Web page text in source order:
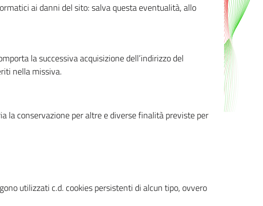
ai danni del sito: salva questa eventualità, allo
la successiva acquisizione dell’indirizzo del
nella missiva.
la conservazione per altre e diverse finalità previste per
utilizzati c.d. cookies persistenti di alcun tipo, ovvero